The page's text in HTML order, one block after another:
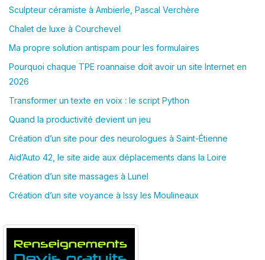
Sculpteur céramiste à Ambierle, Pascal Verchère
Chalet de luxe à Courchevel
Ma propre solution antispam pour les formulaires
Pourquoi chaque TPE roannaise doit avoir un site Internet en
2026
Transformer un texte en voix : le script Python
Quand la productivité devient un jeu
Création d’un site pour des neurologues à Saint-Étienne
Aid’Auto 42, le site aide aux déplacements dans la Loire
Création d’un site massages à Lunel
Création d’un site voyance à Issy les Moulineaux